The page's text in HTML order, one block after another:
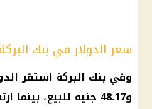
سعر الدولار في بنك
و48.17 جنيه للبيع،